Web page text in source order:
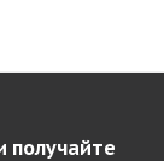
получайте